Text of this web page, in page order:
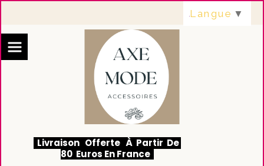
Livraison Offerte À Partir De
80 Euros En France
Langue ▼
Panneau de gestion des cookies